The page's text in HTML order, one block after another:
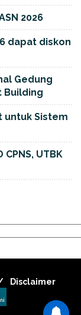
2026
dapat diskon
Gedung
Building
untuk Sistem
UTBK
Disclaimer